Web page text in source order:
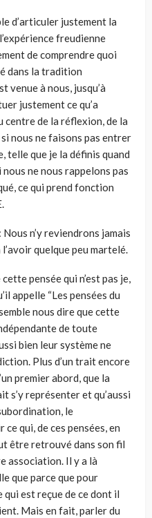
d’articuler justement la
freudienne
de comprendre quoi
dans la tradition
venue à nous, jusqu’à
justement ce qu’a
centre de la réflexion, de la
nous ne faisons pas entrer
telle que je la définis quand
ne nous rappelons pas
ce qui prend fonction
n’y reviendrons jamais
quelque peu martelé.
pensée qui n’est pas je,
appelle “Les pensées du
nous dire que cette
de toute
bien leur système ne
Plus d’un trait encore
premier abord, que la
s’y représenter et qu’aussi
le
qui, de ces pensées, en
être retrouvé dans son fil
association. Il y a là
que parce que pour
qui est reçue de ce dont il
Mais en fait, parler du